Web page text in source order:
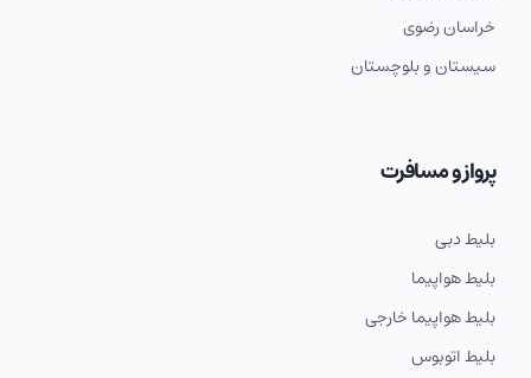
خراسان رضوی
سیستان و بلوچستان
پرواز و مسافرت
بلیط دبی
بلیط هواپیما
بلیط هواپیما خارجی
بلیط اتوبوس